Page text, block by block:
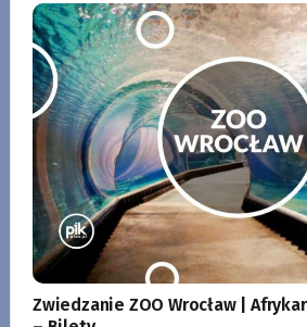
Zwiedzanie ZOO Wrocław |